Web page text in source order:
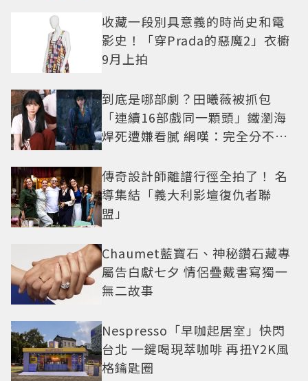
收藏一段別具意義的時尚史和電
影史！「穿Prada的惡魔2」衣櫥
9月上拍
到底是哪部劇？田曦薇被抓包
「連續16部戲同一顆頭」鐵瀏海
焊死遭嫌看膩 網嘆：完全分不出
傳奇設計師離譜行徑全拍了！ 名
導集結「義大利影壇復仇者聯
盟」
Chaumet藍寶石、神秘鑽石藏專
屬告白獻七夕 情侶疊戴書寫獨一
無二故事
Nespresso「早咖起居室」快閃
台北 一鍵喝現萃咖啡 再扭Y2K風
格鑰匙圈